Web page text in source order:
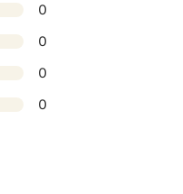
0
0
0
0